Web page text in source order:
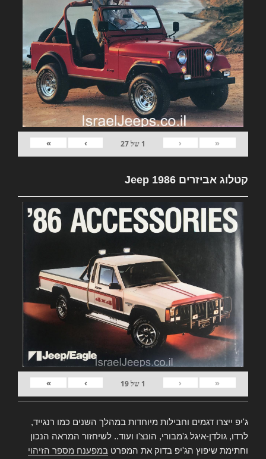
«
‹
1 של27
›
»
קטלוג אביזרים Jeep 1986
«
‹
1 של19
›
»
ג'יפ ייצרו דגמים וחבילות מיוחדות במהלך השנים כמו רנגייד,
לרדו, גולדן-איגל ג'מבורי, הונצ'ו ועוד.. לשיחזור המראה הנכון
וחתימת שיפוץ הג'יפ בדוק את המפרט במפענח מספר הזיהוי